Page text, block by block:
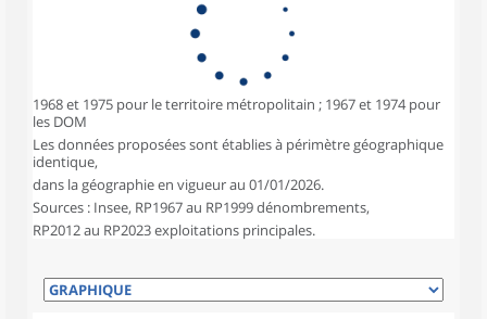
1968 et 1975 pour le territoire métropolitain ; 1967 et 1974 pour
les DOM
Les données proposées sont établies à périmètre géographique
identique,
dans la géographie en vigueur au 01/01/2026.
Sources : Insee, RP1967 au RP1999 dénombrements,
RP2012 au RP2023 exploitations principales.